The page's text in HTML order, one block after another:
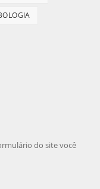
do site você